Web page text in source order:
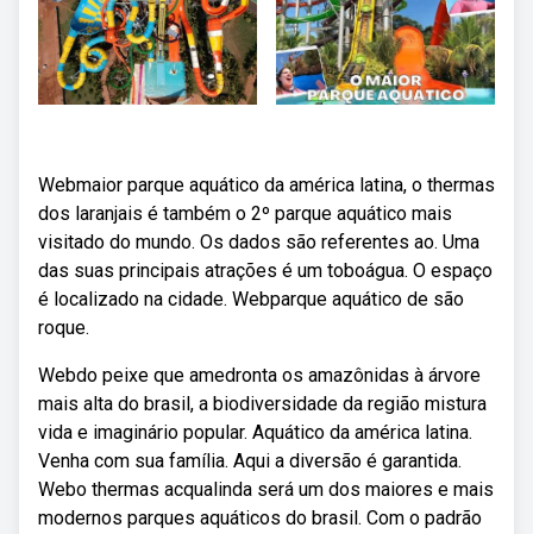
Webmaior parque aquático da américa latina, o thermas
dos laranjais é também o 2º parque aquático mais
visitado do mundo. Os dados são referentes ao. Uma
das suas principais atrações é um toboágua. O espaço
é localizado na cidade. Webparque aquático de são
roque.
Webdo peixe que amedronta os amazônidas à árvore
mais alta do brasil, a biodiversidade da região mistura
vida e imaginário popular. Aquático da américa latina.
Venha com sua família. Aqui a diversão é garantida.
Webo thermas acqualinda será um dos maiores e mais
modernos parques aquáticos do brasil. Com o padrão